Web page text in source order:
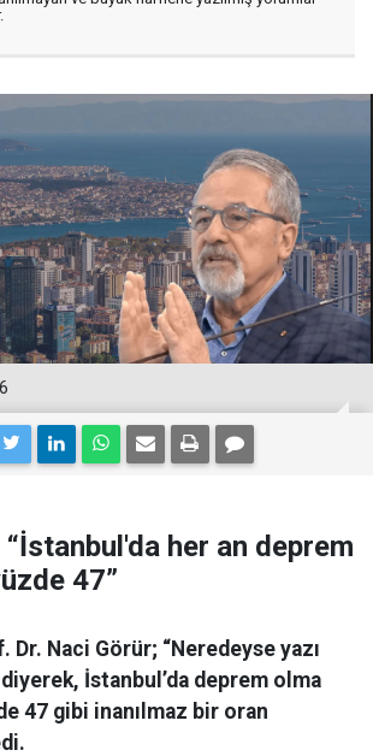
her an deprem
47”
Dr. Naci Görür; “Neredeyse yazı
İstanbul’da deprem olma
47 gibi inanılmaz bir oran